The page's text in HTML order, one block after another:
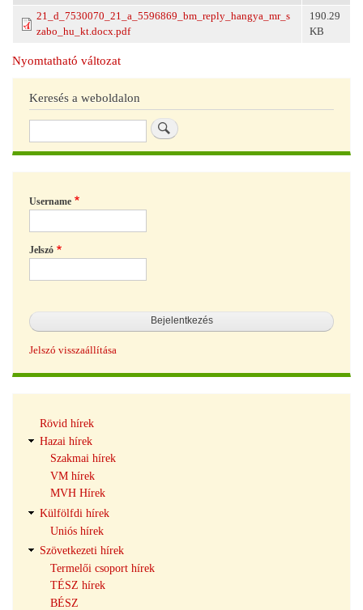
21_d_7530070_21_a_5596869_bm_reply_hangya_mr_s
zabo_hu_kt.docx.pdf
190.29
KB
Nyomtatható változat
Keresés a weboldalon
Username
Jelszó
Jelszó visszaállítása
navigáció
Rövid hírek
Hazai hírek
Szakmai hírek
VM hírek
MVH Hírek
Külfölfdi hírek
Uniós hírek
Szövetkezeti hírek
Termelői csoport hírek
TÉSZ hírek
BÉSZ